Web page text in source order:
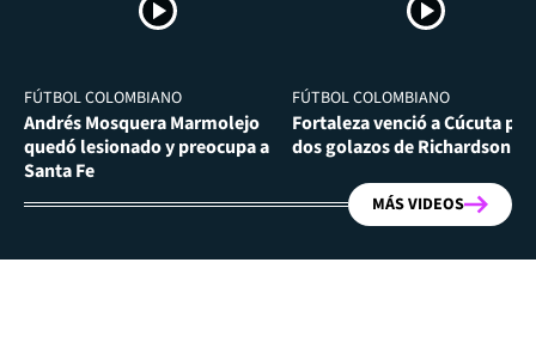
FÚTBOL COLOMBIANO
Andrés Mosquera Marmolejo
quedó lesionado y preocupa a
Santa Fe
FÚTBOL COLOMBIANO
Fortaleza venció a Cúcuta por
dos golazos de Richardson
MÁS VIDEOS